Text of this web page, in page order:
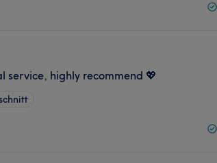
service, highly recommend 💖